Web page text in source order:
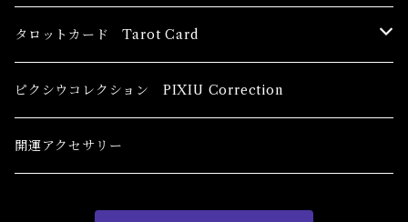
恋愛運
健康運 Health
金運 Money
香油 Oils
恋愛 Love
金運 Money
キャンドル Candles
恋愛 Love
線香 Stick Incense
タロットカード Tarot Card
初心者向け For The Beginners
中級者向け
ピクシウコレクション PIXIU Correction
開運アクセサリー